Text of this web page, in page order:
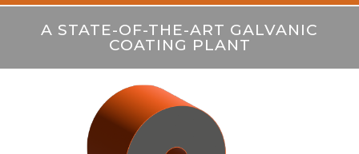
A STATE-OF-THE-ART GALVANIC
COATING PLANT